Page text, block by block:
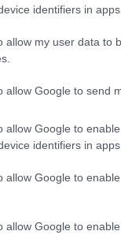
identifiers in apps.
allow my user data to
allow Google to send
allow Google to
identifiers in apps.
allow Google to
allow Google to
ο πρόεδρος
να
λόγω της
θα
οχημάτων